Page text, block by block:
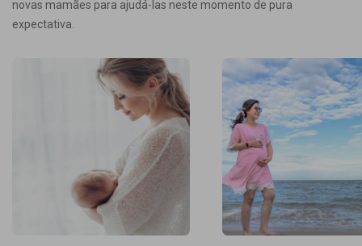
novas mamães para ajudá-las neste momento de pura
expectativa.